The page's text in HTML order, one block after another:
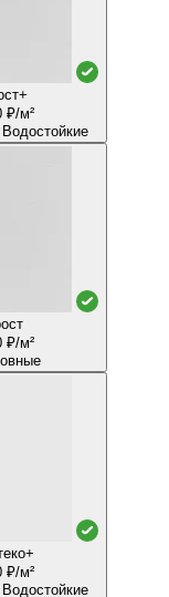
₽/м²
Бесшовные, Водостойкие
₽/м²
₽/м²
Бесшовные, Водостойкие